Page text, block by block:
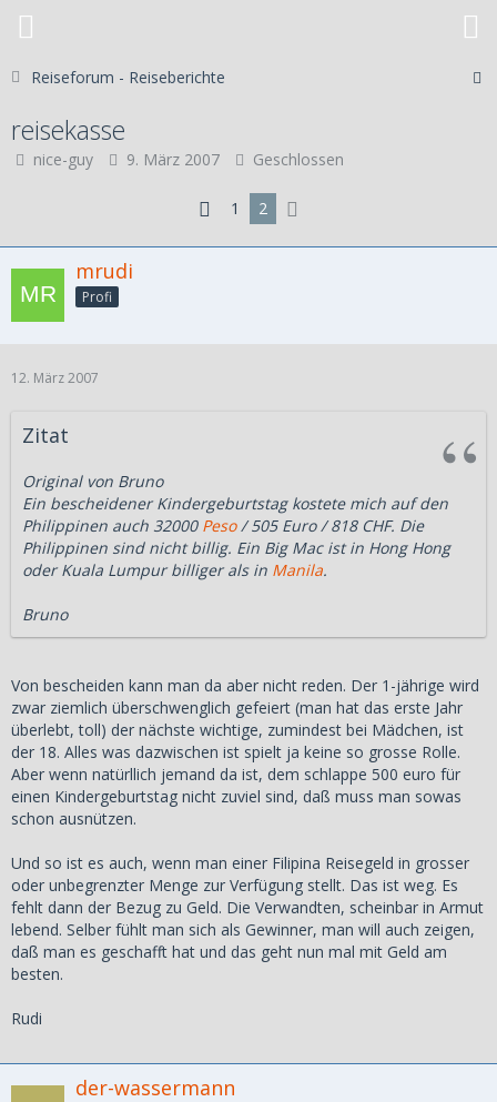
Reiseforum - Reiseberichte
reisekasse
nice-guy 9. März 2007 Geschlossen
1 2
mrudi
Profi
12. März 2007
Zitat
Original von Bruno
Ein bescheidener Kindergeburtstag kostete mich auf den
Philippinen auch 32000 Peso/ 505 Euro / 818 CHF. Die
Philippinen sind nicht billig. Ein Big Mac ist in Hong Hong
oder Kuala Lumpur billiger als in Manila.
Bruno
Von bescheiden kann man da aber nicht reden. Der 1-jährige wird
zwar ziemlich überschwenglich gefeiert (man hat das erste Jahr
überlebt, toll) der nächste wichtige, zumindest bei Mädchen, ist
der 18. Alles was dazwischen ist spielt ja keine so grosse Rolle.
Aber wenn natürllich jemand da ist, dem schlappe 500 euro für
einen Kindergeburtstag nicht zuviel sind, daß muss man sowas
schon ausnützen.
Und so ist es auch, wenn man einer Filipina Reisegeld in grosser
oder unbegrenzter Menge zur Verfügung stellt. Das ist weg. Es
fehlt dann der Bezug zu Geld. Die Verwandten, scheinbar in Armut
lebend. Selber fühlt man sich als Gewinner, man will auch zeigen,
daß man es geschafft hat und das geht nun mal mit Geld am
besten.
Rudi
der-wassermann